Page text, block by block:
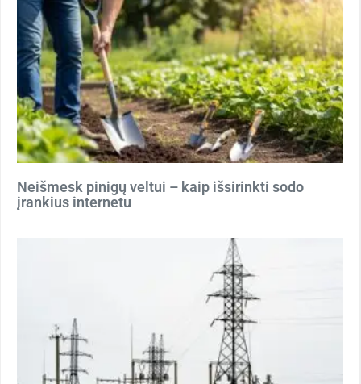
Neišmesk pinigų veltui – kaip išsirinkti sodo
įrankius internetu